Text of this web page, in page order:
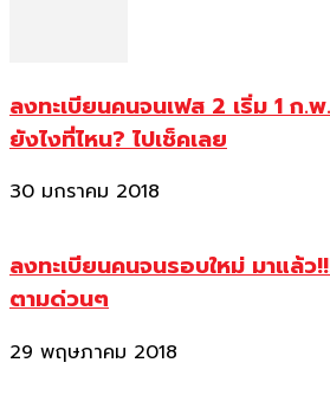
ลงทะเบียนคนจนเฟส 2 เริ่ม 1 ก.
ยังไงที่ไหน? ไปเช็คเลย
30 มกราคม 2018
ลงทะเบียนคนจนรอบใหม่ มาแล้ว
ตามด่วนๆ
29 พฤษภาคม 2018